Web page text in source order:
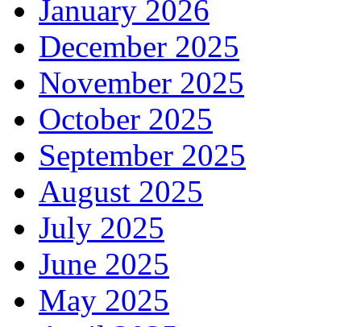
January 2026
December 2025
November 2025
October 2025
September 2025
August 2025
July 2025
June 2025
May 2025